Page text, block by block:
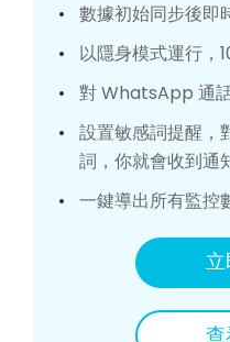
數據初始同步後即
以隱身模式運行，
對 WhatsApp 通話
設置敏感詞提醒，
詞，你就會收到通
一鍵導出所有監控